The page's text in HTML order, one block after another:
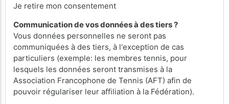
Je retire mon consentement
Communication de vos données à des tiers ?
Vous données personnelles ne seront pas
communiquées à des tiers, à l'exception de cas
particuliers (exemple: les membres tennis, pour
lesquels les données seront transmises à la
Association Francophone de Tennis (AFT) afin de
pouvoir régulariser leur affiliation à la Fédération).